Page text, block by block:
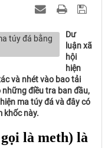
Dư
luận xã
hội
hiện
và nhét vào bao tải
điều tra ban đầu,
ma túy đá và đây có
khốc này.
là meth) là